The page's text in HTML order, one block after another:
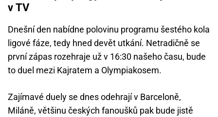
v TV
Dnešní den nabídne polovinu programu šestého kola
ligové fáze, tedy hned devět utkání. Netradičně se
první zápas rozehraje už v 16:30 našeho času, bude
to duel mezi Kajratem a Olympiakosem.
Zajímavé duely se dnes odehrají v Barceloně,
Miláně, většinu českých fanoušků pak bude jistě